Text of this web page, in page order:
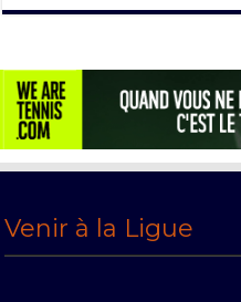
Venir à la Ligue